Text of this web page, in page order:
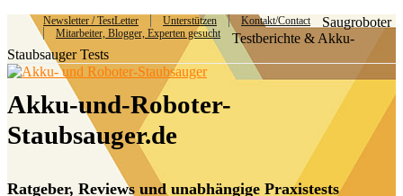
Newsletter / TestLetter Unterstützen
Kontakt/Contact
Mitarbeiter, Blogger, Experten gesucht
Saugroboter
Testberichte & Akku-
Staubsauger Tests
Akku-und-Roboter-
Staubsauger.de
Ratgeber, Reviews und unabhängige Praxistests